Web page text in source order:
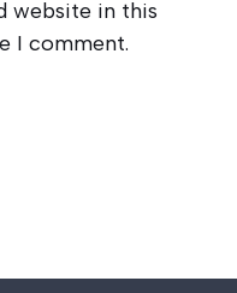
website in this
I comment.